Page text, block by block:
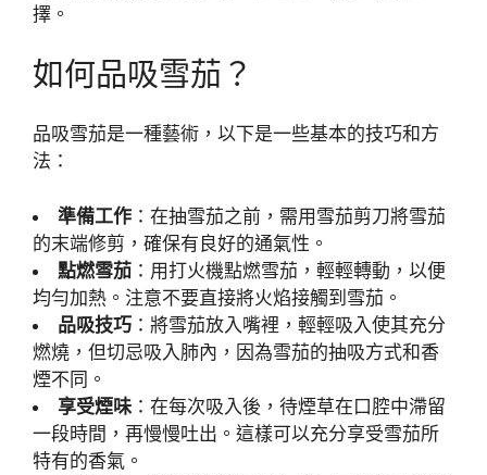
擇。
如何品吸雪茄？
品吸雪茄是一種藝術，以下是一些基本的技巧和方
法：
準備工作 ：在抽雪茄之前，需用雪茄剪刀將雪茄
的末端修剪，確保有良好的通氣性。
點燃雪茄 ：用打火機點燃雪茄，輕輕轉動，以便
均勻加熱。注意不要直接將火焰接觸到雪茄。
品吸技巧 ：將雪茄放入嘴裡，輕輕吸入使其充分
燃燒，但切忌吸入肺內，因為雪茄的抽吸方式和香
煙不同。
享受煙味 ：在每次吸入後，待煙草在口腔中滯留
一段時間，再慢慢吐出。這樣可以充分享受雪茄所
特有的香氣。